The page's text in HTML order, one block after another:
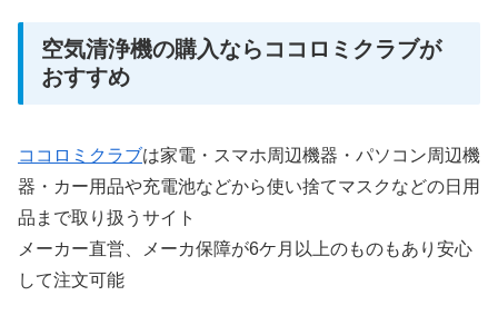
空気清浄機の購入ならココロミクラブが
おすすめ
ココロミクラブは家電・スマホ周辺機器・パソコン周辺機
器・カー用品や充電池などから使い捨てマスクなどの日用
品まで取り扱うサイト
メーカー直営、メーカ保障が6ケ月以上のものもあり安心
して注文可能